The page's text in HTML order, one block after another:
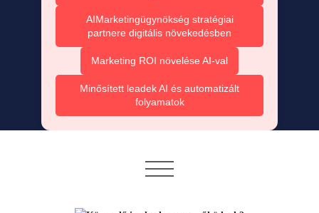
AIMarketingügynökség stratégiai
partnere digitális növekedésben
Marketing ROI növelése AI-val
Minősített leadek AI és automatizált
folyamatok